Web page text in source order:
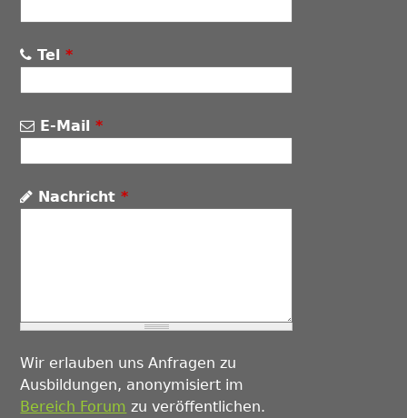
Tel*
E-Mail*
Nachricht*
Wir erlauben uns Anfragen zu
Ausbildungen, anonymisiert im
Bereich Forum zu veröffentlichen.